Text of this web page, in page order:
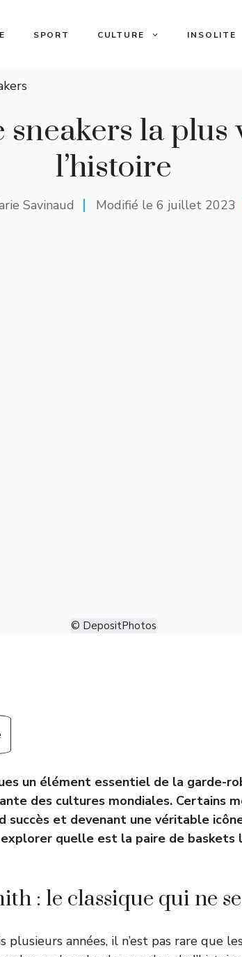
SPORT CULTURE INSOLITE
la plus
l’histoire
Savinaud Modifié le 6 juillet 2023
© DepositPhotos
un élément essentiel de la garde-
des cultures mondiales. Certains
et devenant une véritable icône
explorer quelle est la paire de baskets
: le classique qui ne
plusieurs années, il n’est pas rare que